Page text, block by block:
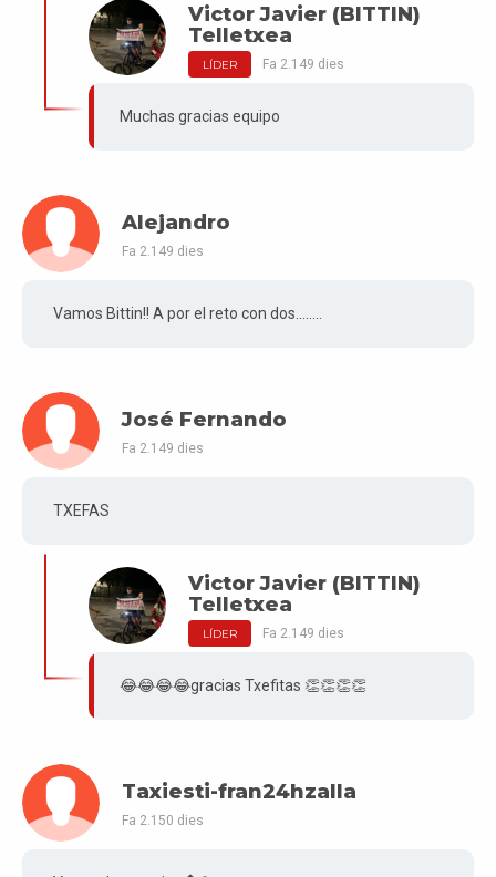
Victor Javier (BITTIN)
Telletxea
LÍDER Fa 2.149 dies
Muchas gracias equipo
Alejandro
Fa 2.149 dies
Vamos Bittin!! A por el reto con dos........
José Fernando
Fa 2.149 dies
TXEFAS
Victor Javier (BITTIN)
Telletxea
LÍDER Fa 2.149 dies
😂😂😂😂gracias Txefitas 👏👏👏👏
Taxiesti-fran24hzalla
Fa 2.150 dies